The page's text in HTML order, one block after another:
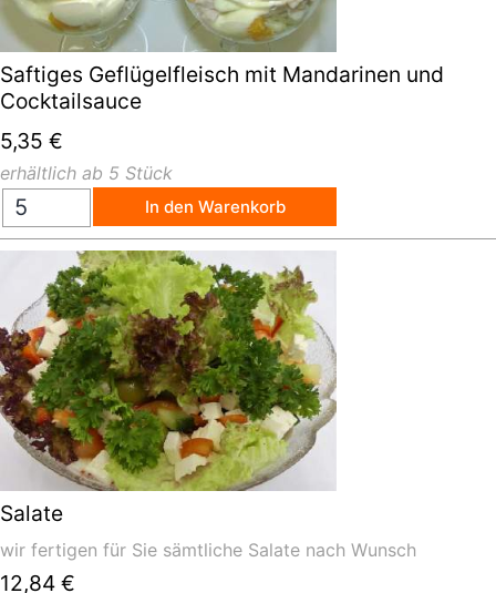
Saftiges Geflügelfleisch mit Mandarinen und
Cocktailsauce
5,35 €
erhältlich ab 5 Stück
In den Warenkorb
Salate
wir fertigen für Sie sämtliche Salate nach Wunsch
12,84 €